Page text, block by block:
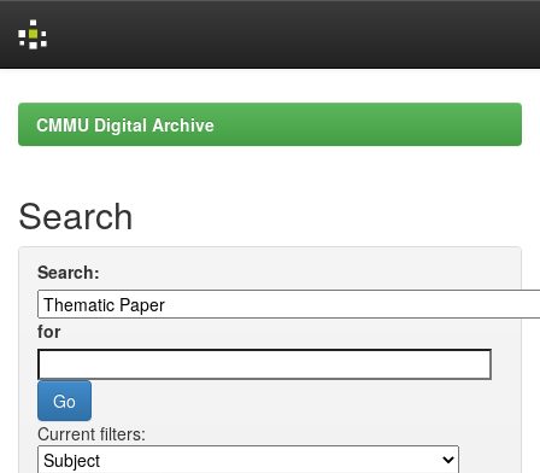
navigationCMMU Digital Archive
Search
Search:
for
Current filters: